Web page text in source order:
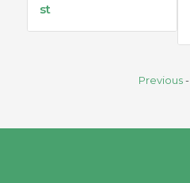
st
Previous-